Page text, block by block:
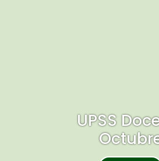
UPSS